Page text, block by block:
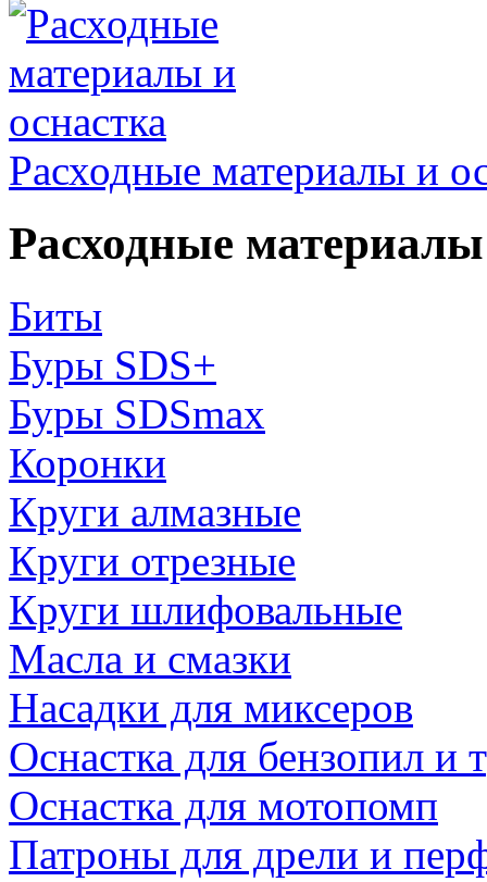
Расходные материалы и
Расходные
Биты
Буры SDS+
Буры SDSmax
Коронки
Круги алмазные
Круги отрезные
Круги шлифовальные
Масла и смазки
Насадки для миксеров
Оснастка для бензопил и
Оснастка для мотопомп
Патроны для дрели и